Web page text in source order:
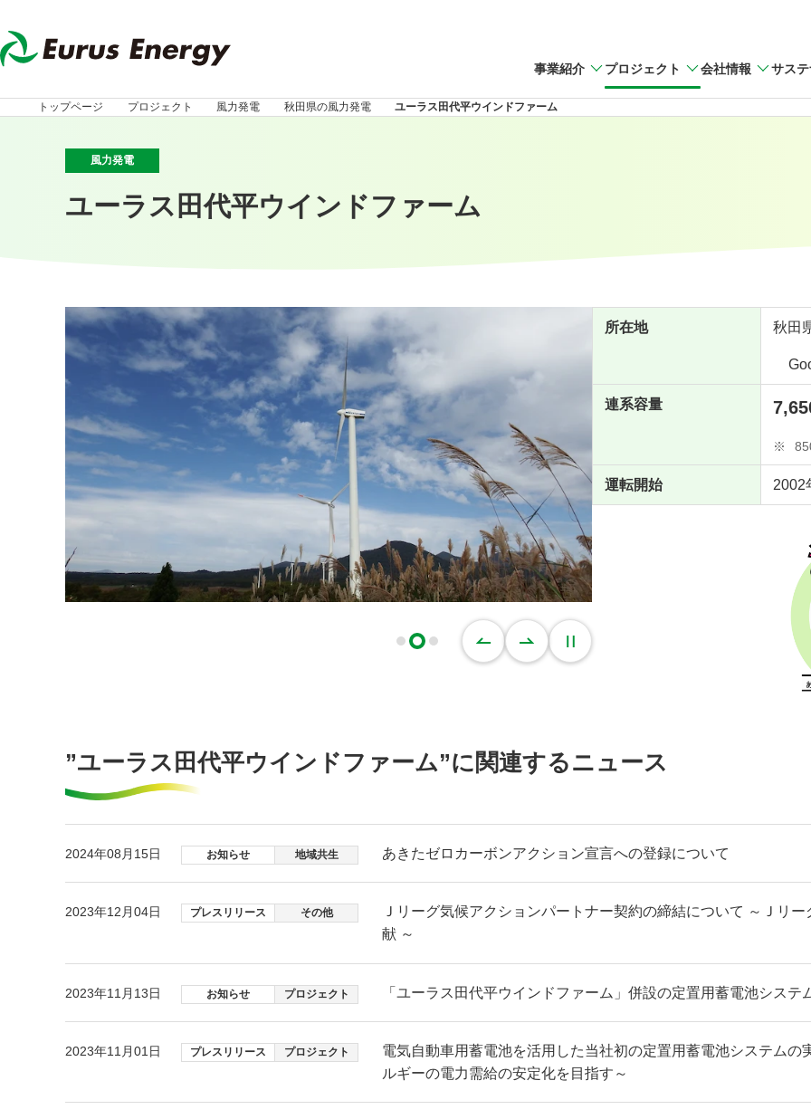
事業紹介 プロジェクト 会社情報 サス
トップページ プロジェクト 風力発電 秋田県の風力発電 ユーラス田代平ウインドファーム
風力発電
ユーラス田代平ウインドファーム
所在地 秋田
連系容量
※
運転開始 2002
”ユーラス田代平ウインドファーム”に関連するニュース
2024年08月15日 お知らせ 地域共生 あきたゼロカーボンアクション宣言への登録について
2023年12月04日 プレスリリース その他
Ｊリーグ気候アクションパートナー契約の締結について ～Ｊリ
献 ～
2023年11月13日 お知らせ プロジェクト 「ユーラス田代平ウインドファーム」併設の定置用蓄電池システ
2023年11月01日 プレスリリース プロジェクト
電気自動車用蓄電池を活用した当社初の定置用蓄電池システム
ルギーの電力需給の安定化を目指す～